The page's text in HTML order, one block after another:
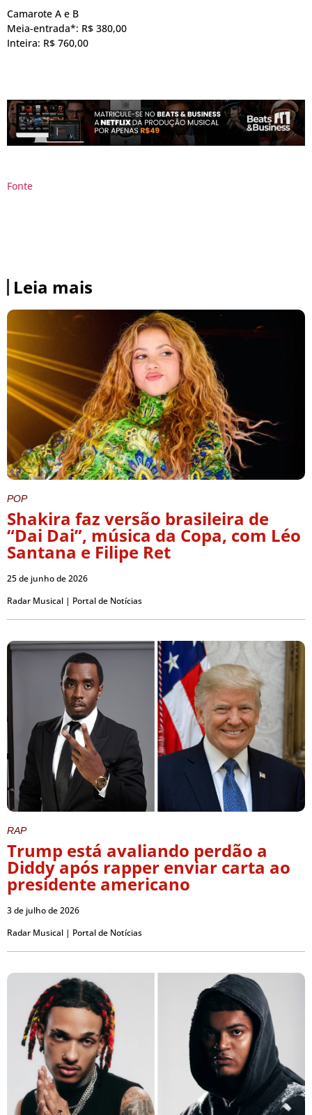
Camarote A e B
Meia-entrada*: R$ 380,00
Inteira: R$ 760,00
Fonte
Leia mais
POP
Shakira faz versão brasileira de
“Dai Dai”, música da Copa, com Léo
Santana e Filipe Ret
25 de junho de 2026
Radar Musical | Portal de Notícias
RAP
Trump está avaliando perdão a
Diddy após rapper enviar carta ao
presidente americano
3 de julho de 2026
Radar Musical | Portal de Notícias